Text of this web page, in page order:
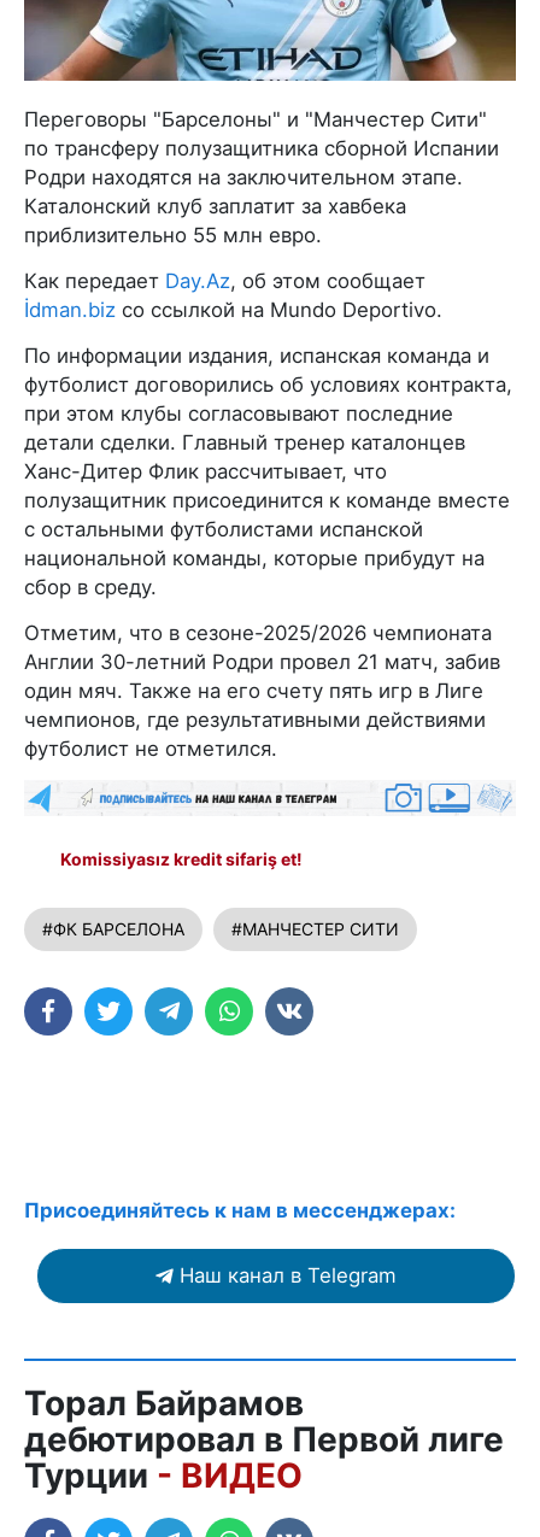
Переговоры "Барселоны" и "Манчестер Сити"
по трансферу полузащитника сборной Испании
Родри находятся на заключительном этапе.
Каталонский клуб заплатит за хавбека
приблизительно 55 млн евро.
Как передает Day.Az, об этом сообщает
İdman.biz со ссылкой на Mundo Deportivo.
По информации издания, испанская команда и
футболист договорились об условиях контракта,
при этом клубы согласовывают последние
детали сделки. Главный тренер каталонцев
Ханс-Дитер Флик рассчитывает, что
полузащитник присоединится к команде вместе
с остальными футболистами испанской
национальной команды, которые прибудут на
сбор в среду.
Отметим, что в сезоне-2025/2026 чемпионата
Англии 30-летний Родри провел 21 матч, забив
один мяч. Также на его счету пять игр в Лиге
чемпионов, где результативными действиями
футболист не отметился.
Komissiyasız kredit sifariş et!
#ФК БАРСЕЛОНА #МАНЧЕСТЕР СИТИ
Присоединяйтесь к нам в мессенджерах:
Наш канал в Telegram
Торал Байрамов
дебютировал в Первой лиге
Турции - ВИДЕО